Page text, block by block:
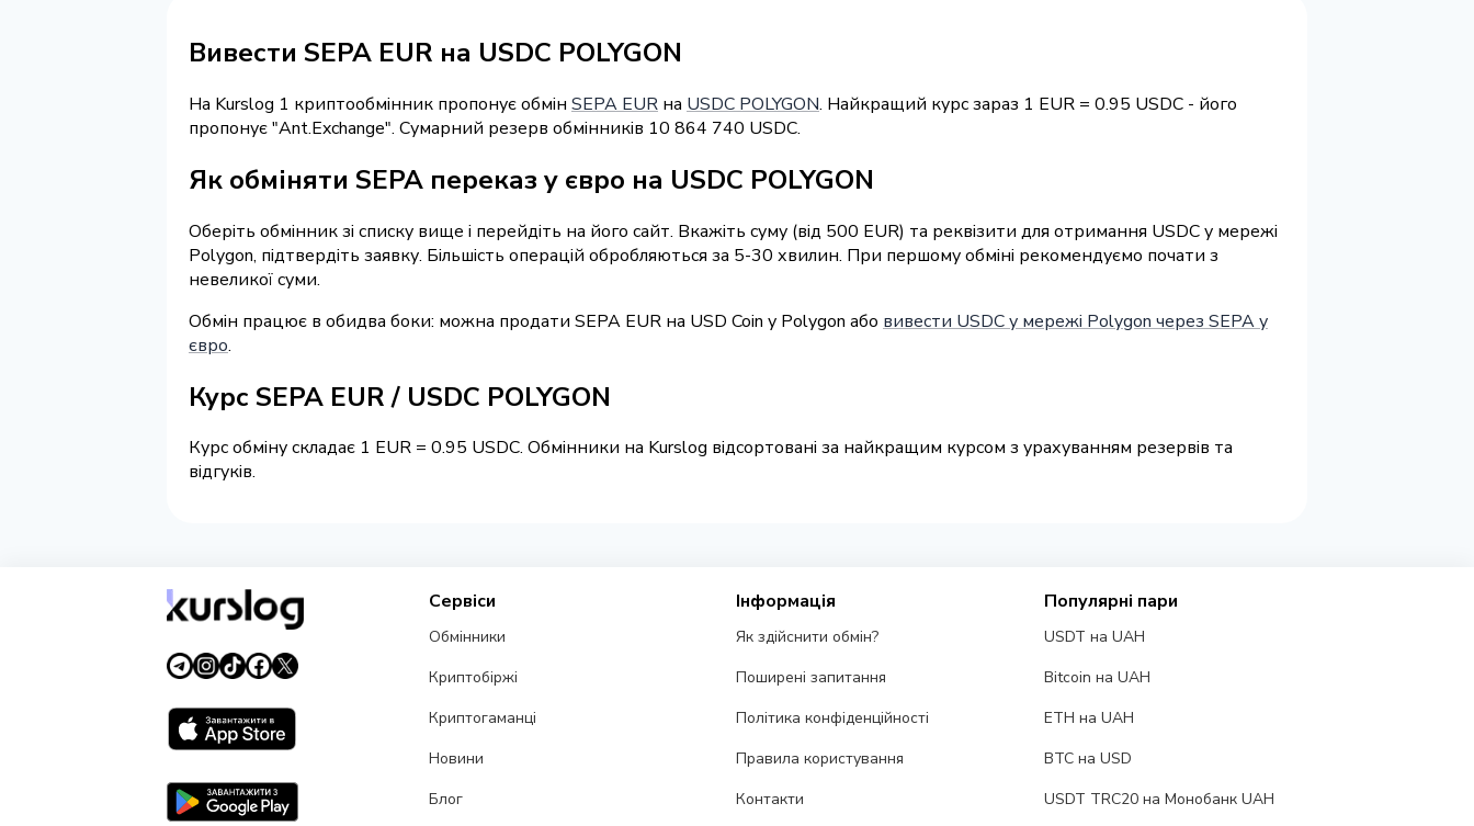
Вивести SEPA EUR на USDC POLYGON
На Kurslog 1 криптообмінник пропонує обмін SEPA EUR на USDC POLYGON. Найкращий курс зараз 1 EUR = 0.95 USDC - його
пропонує "Ant.Exchange". Сумарний резерв обмінників 10 864 740 USDC.
Як обміняти SEPA переказ у євро на USDC POLYGON
Оберіть обмінник зі списку вище і перейдіть на його сайт. Вкажіть суму (від 500 EUR) та реквізити для отримання USDC у мережі
Polygon, підтвердіть заявку. Більшість операцій обробляються за 5-30 хвилин. При першому обміні рекомендуємо почати з
невеликої суми.
Обмін працює в обидва боки: можна продати SEPA EUR на USD Coin у Polygon або вивести USDC у мережі Polygon через SEPA у
євро.
Курс SEPA EUR / USDC POLYGON
Курс обміну складає 1 EUR = 0.95 USDC. Обмінники на Kurslog відсортовані за найкращим курсом з урахуванням резервів та
відгуків.
Сервіси
Обмінники
Криптобіржі
Криптогаманці
Новини
Блог
Інформація
Як здійснити обмін?
Поширені запитання
Політика конфіденційності
Правила користування
Контакти
Популярні пари
USDT на UAH
Bitcoin на UAH
ETH на UAH
BTC на USD
USDT TRC20 на Монобанк UAH